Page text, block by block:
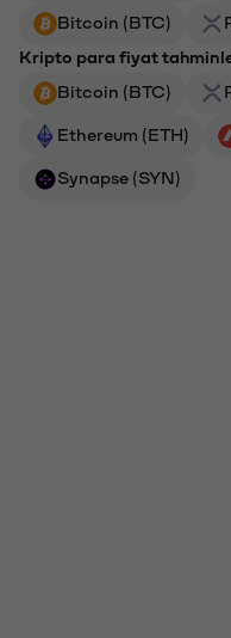
Bitcoin (BTC)
Kripto para fiyat
Bitcoin (BTC)
Ethereum (ETH)
Synapse (SYN)